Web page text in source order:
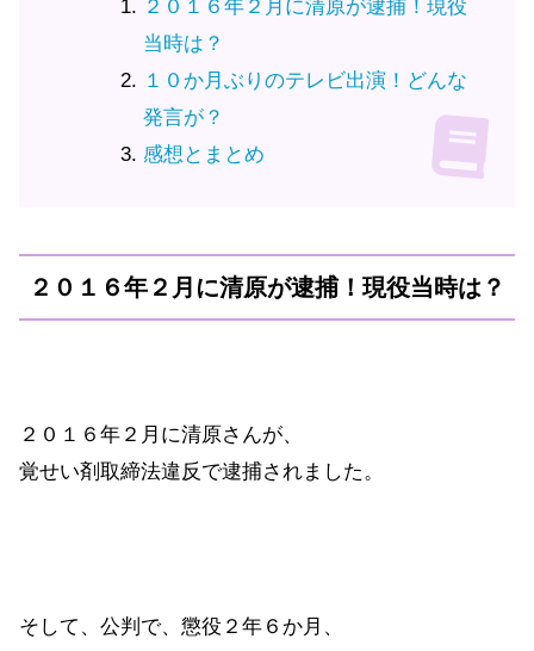
２０１６年２月に清原が逮捕！現役
当時は？
１０か月ぶりのテレビ出演！どんな
発言が？
感想とまとめ
２０１６年２月に清原が逮捕！現役当時は？
２０１６年２月に清原さんが、
覚せい剤取締法違反で逮捕されました。
そして、公判で、懲役２年６か月、